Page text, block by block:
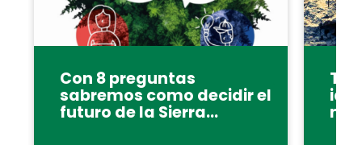
Con 8 preguntas
sabremos como decidir el
futuro de la Sierra...